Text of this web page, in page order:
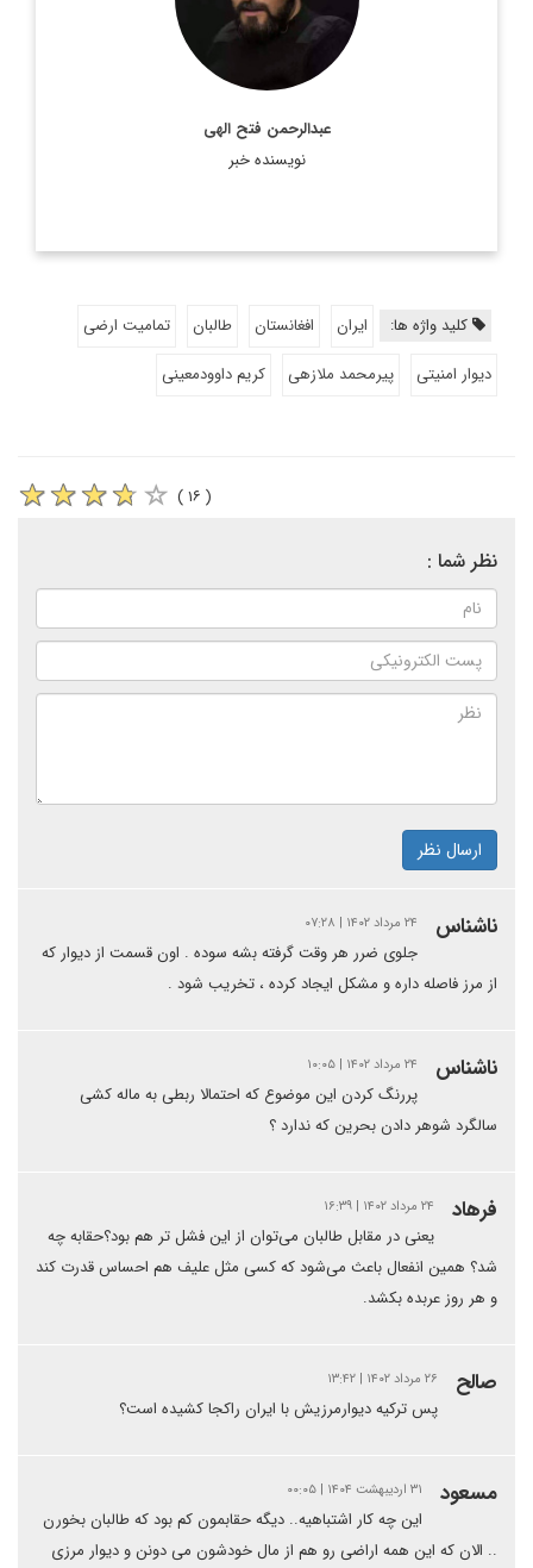
عبدالرحمن فتح الهی
نویسنده خبر
اطلاعات بیشتر
کلید واژه ها: ایران افغانستان طالبان
تمامیت ارضی
دیوار امنیتی
پیرمحمد ملازهی کریم داوودمعینی
( ۱۶ )
نظر شما :
ارسال نظر
ناشناس ۲۴ مرداد ۱۴۰۲ | ۰۷:۲۸
جلوی ضرر هر وقت گرفته بشه سوده . اون قسمت از دیوار که
از مرز فاصله داره و مشکل ایجاد کرده ، تخریب شود .
ناشناس ۲۴ مرداد ۱۴۰۲ | ۱۰:۰۵
پررنگ کردن این موضوع که احتمالا ربطی به ماله کشی
سالگرد شوهر دادن بحرین که ندارد ؟
فرهاد ۲۴ مرداد ۱۴۰۲ | ۱۶:۳۹
یعنی در مقابل طالبان می‌توان از این فشل تر هم بود؟‌حقابه چه
شد؟ همین انفعال باعث می‌شود که کسی مثل علیف هم احساس قدرت کند
و هر روز عربده بکشد.
صالح ۲۶ مرداد ۱۴۰۲ | ۱۳:۴۲
پس ترکیه دیوارمرزیش با ایران راکجا کشیده است؟
مسعود ۳۱ اردیبهشت ۱۴۰۴ | ۰۰:۰۵
این چه کار اشتباهیه.. دیگه حقابمون کم بود که طالبان بخورن
.. الان که این همه اراضی رو هم از مال خودشون می دونن و دیوار مرزی